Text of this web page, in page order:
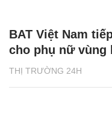
THỊ TRƯỜNG 24H
BAT Việt Nam
cho phụ nữ vùng